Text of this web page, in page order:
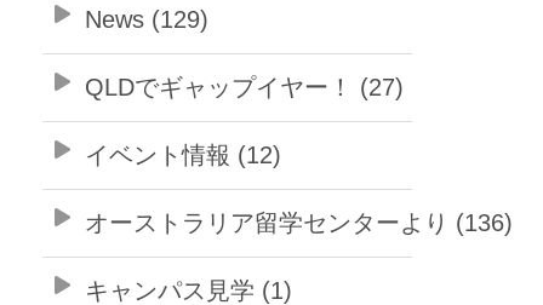
News (129)
QLDでギャップイヤー！ (27)
イベント情報 (12)
オーストラリア留学センターより (136)
キャンパス見学 (1)